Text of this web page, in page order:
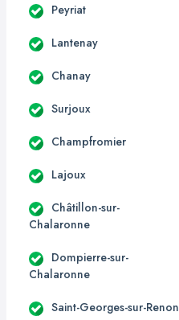
Peyriat
Lantenay
Chanay
Surjoux
Champfromier
Lajoux
Châtillon-sur-
Chalaronne
Dompierre-sur-
Chalaronne
Saint-Georges-sur-Renon